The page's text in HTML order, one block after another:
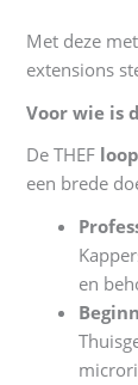
Met deze
extensions
Voor wie is
De THEF
een brede
en